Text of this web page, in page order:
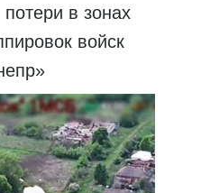
в зонах
войск